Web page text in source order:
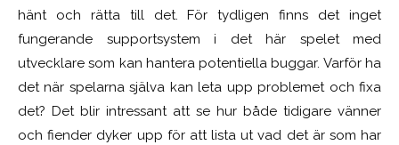
hänt och rätta till det. För tydligen finns det inget
fungerande supportsystem i det här spelet med
utvecklare som kan hantera potentiella buggar. Varför ha
det när spelarna själva kan leta upp problemet och fixa
det? Det blir intressant att se hur både tidigare vänner
och fiender dyker upp för att lista ut vad det är som har